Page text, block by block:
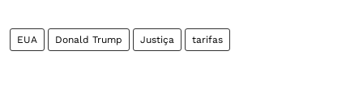
EUA Donald Trump Justiça tarifas